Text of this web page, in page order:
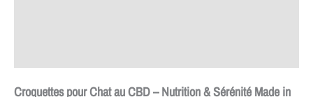
Croquettes pour Chat au CBD – Nutrition & Sérénité Made in